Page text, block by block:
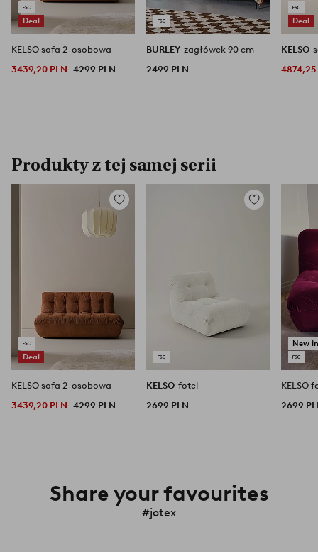
Deal
KELSO sofa 2-osobowa
3439,20 PLN 4299 PLN
BURLEY
zagłówek 90 cm
2499 PLN
Deal
KELSO
4874,25
Produkty z tej samej serii
Deal
Dodaj
do
ulubionych
KELSO sofa 2-osobowa
3439,20 PLN 4299 PLN
Dodaj
KELSO fotel
2699 PLN
New
KELSO
2699
Share your favourites
#jotex